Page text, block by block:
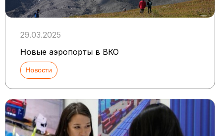
29.03.2025
Новые аэропорты в ВКО
Новости